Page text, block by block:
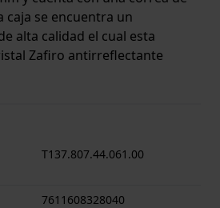
caja se encuentra un
alta calidad el cual esta
Zafiro antirreflectante
adecuado para nadar. El reloj
garantía.T137.807.44.061.00
7611608328040